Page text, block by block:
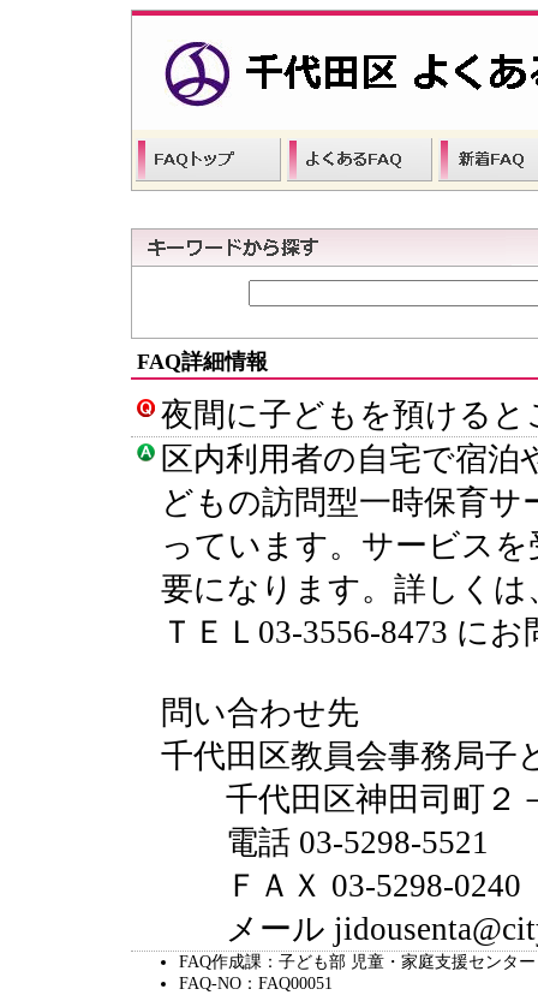
FAQ詳細情報
夜間に子どもを預ける
区内利用者の自宅で宿
どもの訪問型一時保育
っています。サービス
要になります。詳しく
ＴＥＬ03-3556-8473 に
問い合わせ先
千代田区教員会事務局子
千代田区神田司町２
電話 03-5298-5521
ＦＡＸ 03-5298-0240
メール
FAQ作成課：子ども部 児童・家庭支援センター
FAQ-NO：FAQ00051